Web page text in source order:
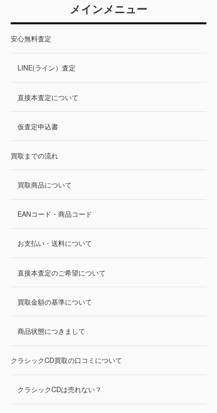
メインメニュー
安心無料査定
LINE(ライン）査定
直接本査定について
仮査定申込書
買取までの流れ
買取商品について
EANコード・商品コード
お支払い・送料について
直接本査定のご希望について
買取金額の基準について
商品状態につきまして
クラシックCD買取の口コミについて
クラシックCDは売れない？